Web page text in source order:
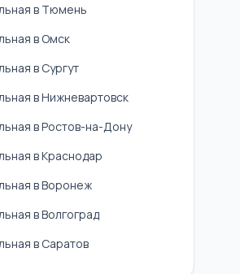
в Тюмень
в Омск
в Сургут
в Нижневартовск
в Ростов-на-Дону
в Краснодар
в Воронеж
в Волгоград
в Саратов